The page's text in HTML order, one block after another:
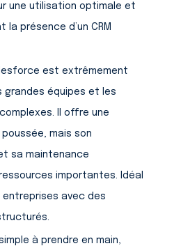
une utilisation optimale et
la présence d’un CRM
est extrêmement
grandes équipes et les
Il offre une
mais son
sa maintenance
importantes. Idéal
entreprises avec des
à prendre en main,